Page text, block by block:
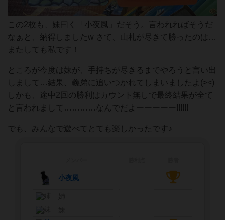
この2枚も、妹曰く「小夜風」だそう。言われればそうだ
なぁと、納得しましたw さて、山札が尽きて勝ったのは…
またしても私です！
ところが今度は妹が、手持ちが尽きるまでやろうと言い出
しまして…結果、義弟に追いつかれてしまいましたよ(><)
しかも、途中2回の勝利はカウント無しで最終結果が全て
と言われまして…………なんでだよーーーーー!!!!!!
でも、みんなで遊べてとても楽しかったです♪
小夜風